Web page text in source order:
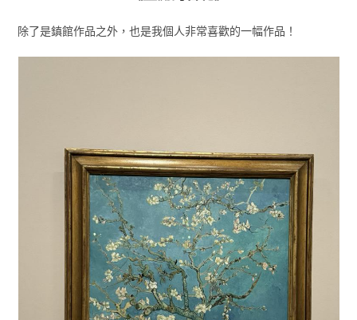
除了是鎮館作品之外，也是我個人非常喜歡的一幅作品！